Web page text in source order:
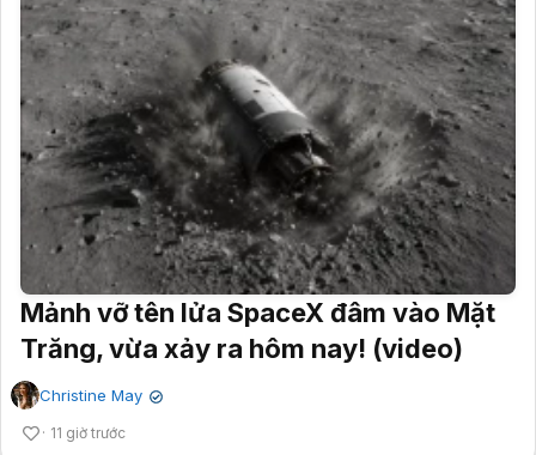
Mảnh vỡ tên lửa SpaceX đâm vào Mặt
Trăng, vừa xảy ra hôm nay! (video)
Christine May ✔
11 giờ trước